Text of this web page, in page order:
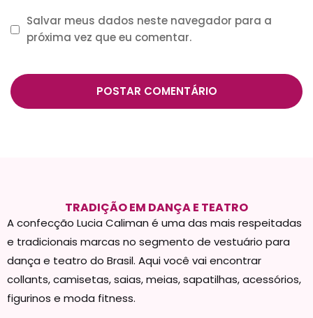
Salvar meus dados neste navegador para a
próxima vez que eu comentar.
TRADIÇÃO EM DANÇA E TEATRO
A confecção Lucia Caliman é uma das mais respeitadas
e tradicionais marcas no segmento de vestuário para
dança e teatro do Brasil. Aqui você vai encontrar
collants, camisetas, saias, meias, sapatilhas, acessórios,
figurinos e moda fitness.